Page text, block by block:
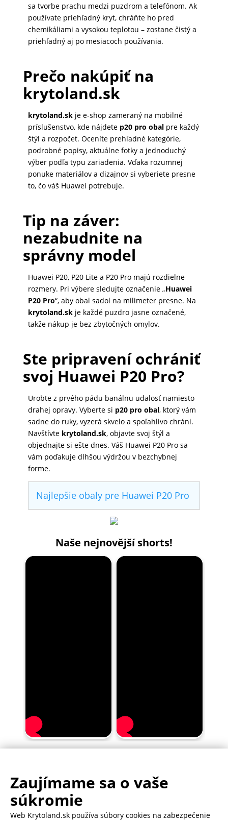
sa tvorbe prachu medzi puzdrom a telefónom. Ak
používate priehľadný kryt, chráňte ho pred
chemikáliami a vysokou teplotou – zostane čistý a
priehľadný aj po mesiacoch používania.
Prečo nakúpiť na
krytoland.sk
krytoland.skje e-shop zameraný na mobilné
príslušenstvo, kde nájdete p20 pro obalpre každý
štýl a rozpočet. Oceníte prehľadné kategórie,
podrobné popisy, aktuálne fotky a jednoduchý
výber podľa typu zariadenia. Vďaka rozumnej
ponuke materiálov a dizajnov si vyberiete presne
to, čo váš Huawei potrebuje.
Tip na záver:
nezabudnite na
správny model
Huawei P20, P20 Lite a P20 Pro majú rozdielne
rozmery. Pri výbere sledujte označenie „Huawei
P20 Pro“, aby obal sadol na milimeter presne. Na
krytoland.skje každé puzdro jasne označené,
takže nákup je bez zbytočných omylov.
Ste pripravení ochrániť
svoj Huawei P20 Pro?
Urobte z prvého pádu banálnu udalosť namiesto
drahej opravy. Vyberte si p20 pro obal, ktorý vám
sadne do ruky, vyzerá skvelo a spoľahlivo chráni.
Navštívte krytoland.sk, objavte svoj štýl a
objednajte si ešte dnes. Váš Huawei P20 Pro sa
vám poďakuje dlhšou výdržou v bezchybnej
forme.
Najlepšie obaly pre Huawei P20 Pro
Naše nejnovější shorts!
.
Zaujímame sa o vaše
súkromie
Web Krytoland.sk používa súbory cookies na zabezpečenie